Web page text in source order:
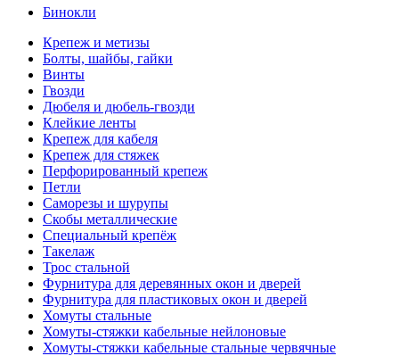
Бинокли
Крепеж и метизы
Болты, шайбы, гайки
Винты
Гвозди
Дюбеля и дюбель-гвозди
Клейкие ленты
Крепеж для кабеля
Крепеж для стяжек
Перфорированный крепеж
Петли
Саморезы и шурупы
Скобы металлические
Специальный крепёж
Такелаж
Трос стальной
Фурнитура для деревянных окон и дверей
Фурнитура для пластиковых окон и дверей
Хомуты стальные
Хомуты-стяжки кабельные нейлоновые
Хомуты-стяжки кабельные стальные червячные